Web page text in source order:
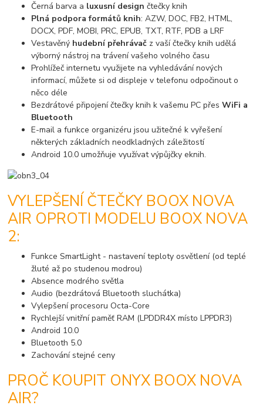
Černá barva a luxusní design čtečky knih
Plná podpora formátů knih: AZW, DOC, FB2, HTML,
DOCX, PDF, MOBI, PRC, EPUB, TXT, RTF, PDB a LRF
Vestavěný hudební přehrávač z vaší čtečky knih udělá
výborný nástroj na trávení vašeho volného času
Prohlížeč internetu využijete na vyhledávání nových
informací, můžete si od displeje v telefonu odpočinout o
něco déle
Bezdrátové připojení čtečky knih k vašemu PC přesWiFi a
Bluetooth
E-mail a funkce organizéru jsou užitečné k vyřešení
některých základních neodkladných záležitostí
Android 10.0 umožňuje využívat výpůjčky eknih.
VYLEPŠENÍ ČTEČKY BOOX NOVA
AIR OPROTI MODELU BOOX NOVA
2:
Funkce SmartLight - nastavení teploty osvětlení (od teplé
žluté až po studenou modrou)
Absence modrého světla
Audio (bezdrátová Bluetooth sluchátka)
Vylepšení procesoru Octa-Core
Rychlejší vnitřní paměť RAM (LPDDR4X místo LPPDR3)
Android 10.0
Bluetooth 5.0
Zachování stejné ceny
PROČ KOUPIT ONYX BOOX NOVA
AIR?